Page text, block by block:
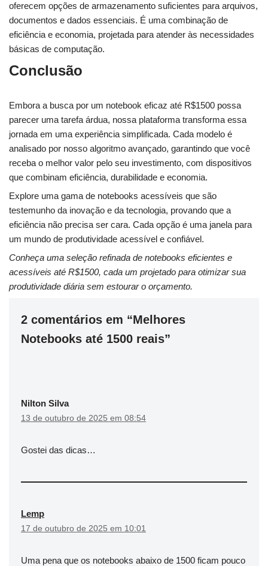
oferecem opções de armazenamento suficientes para arquivos,
documentos e dados essenciais. É uma combinação de
eficiência e economia, projetada para atender às necessidades
básicas de computação.
Conclusão
Embora a busca por um notebook eficaz até R$1500 possa
parecer uma tarefa árdua, nossa plataforma transforma essa
jornada em uma experiência simplificada. Cada modelo é
analisado por nosso algoritmo avançado, garantindo que você
receba o melhor valor pelo seu investimento, com dispositivos
que combinam eficiência, durabilidade e economia.
Explore uma gama de notebooks acessíveis que são
testemunho da inovação e da tecnologia, provando que a
eficiência não precisa ser cara. Cada opção é uma janela para
um mundo de produtividade acessível e confiável.
Conheça uma seleção refinada de notebooks eficientes e
acessíveis até R$1500, cada um projetado para otimizar sua
produtividade diária sem estourar o orçamento.
2 comentários em “Melhores
Notebooks até 1500 reais”
Nilton Silva
13 de outubro de 2025 em 08:54
Gostei das dicas…
Lemp
17 de outubro de 2025 em 10:01
Uma pena que os notebooks abaixo de 1500 ficam pouco